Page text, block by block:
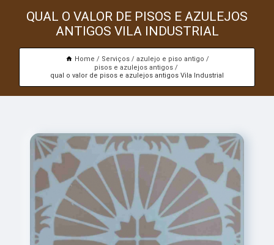
QUAL O VALOR DE PISOS E AZULEJOS
ANTIGOS VILA INDUSTRIAL
Home Serviços
azulejo e piso antigo
pisos e azulejos antigos
qual o valor de pisos e azulejos antigos Vila Industrial